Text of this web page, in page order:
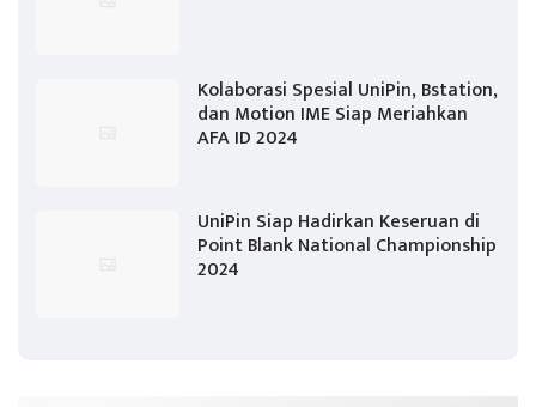
Kolaborasi Spesial UniPin, Bstation,
dan Motion IME Siap Meriahkan
AFA ID 2024
UniPin Siap Hadirkan Keseruan di
Point Blank National Championship
2024